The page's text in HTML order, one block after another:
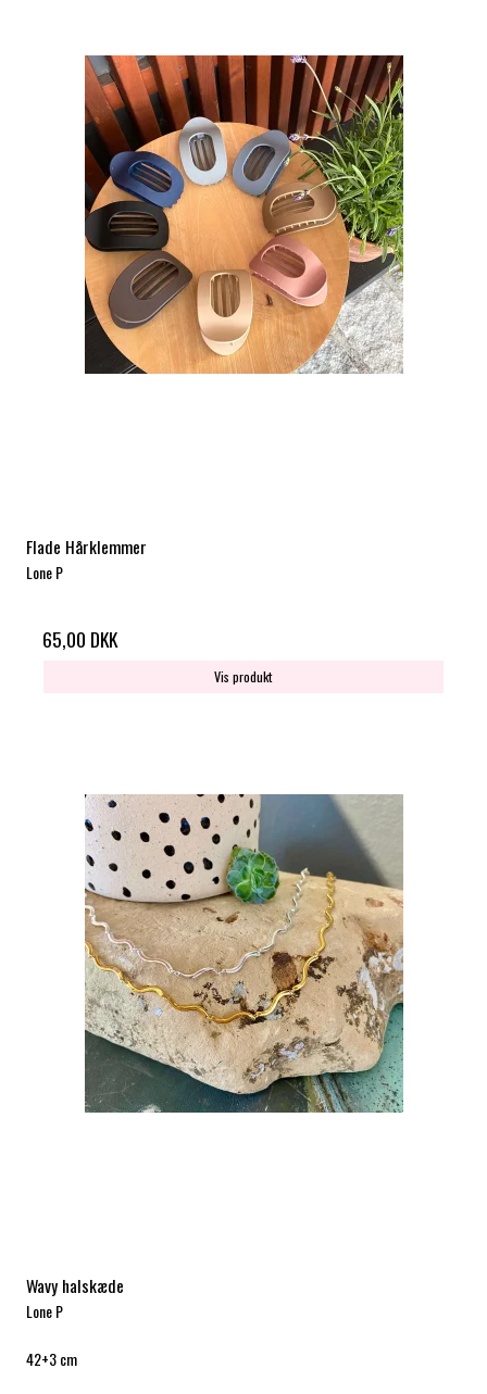
Flade Hårklemmer
Lone P
65,00 DKK
Vis produkt
Wavy halskæde
Lone P
42+3 cm